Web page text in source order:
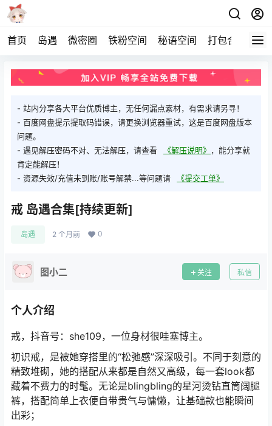
首页 岛遇 微密圈 铁粉空间 秘语空间 打包合集 关
- 站内分享各大平台优质博主，无任何漏点素材，有需求请另寻！
- 百度网盘提示提取码错误，请更换浏览器重试，这是百度网盘版本
问题。
- 遇见解压密码不对、无法解压，请查看
《解压说明》 ，能分享就
肯定能解压！
- 资源失效/充值未到账/账号解禁...等问题请
《提交工单》
戒 岛遇合集[持续更新]
岛遇 2 个月前 0
图小二 关注 私信
个人介绍
戒，抖音号：she109，一位身材很哇塞博主。
初识戒，是被她穿搭里的“松弛感”深深吸引。不同于刻意的
精致堆砌，她的搭配从来都是自然又高级，每一套look都
藏着不费力的时髦。无论是blingbling的星河烫钻直筒阔腿
裤，搭配简单上衣便自带贵气与慵懒，让基础款也能瞬间
出彩；